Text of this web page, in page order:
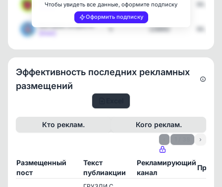
[max]
4 115387
Бытовые хитрости
5 228892
Чтобы увидеть все данные, оформите подписку
Оформить подписку
Эффективность последних рекламных
размещений
Кто реклам. Кого реклам.
›
Размещенный
пост
Текст
публиакции
Рекламирующий
канал